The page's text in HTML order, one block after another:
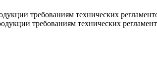
требованиям технических
требованиям технических